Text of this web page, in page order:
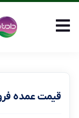
قیمت عمده